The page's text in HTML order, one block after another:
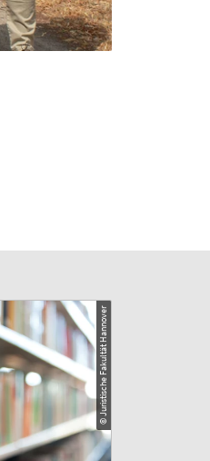
© Juristische Fakultät Hannover